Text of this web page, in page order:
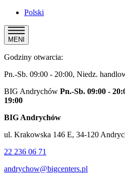
Polski
MENI
Godziny otwarcia:
Pn.-Sb. 09:00 - 20:00, Niedz.
BIG Andrychów Pn.-Sb. 09:00 -
19:00
BIG Andrychów
ul. Krakowska 146 E, 34-120
22 236 06 71
andrychow@bigcenters.pl